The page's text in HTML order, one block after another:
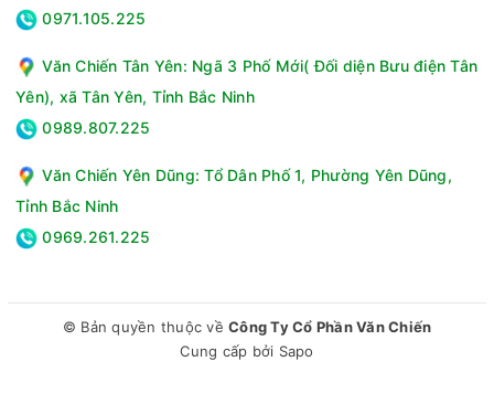
0971.105.225
Văn Chiến Tân Yên: Ngã 3 Phố Mới( Đối diện Bưu điện Tân
Yên), xã Tân Yên, Tỉnh Bắc Ninh
0989.807.225
Văn Chiến Yên Dũng: Tổ Dân Phố 1, Phường Yên Dũng,
Tỉnh Bắc Ninh
0969.261.225
© Bản quyền thuộc về Công Ty Cổ Phần Văn Chiến
Cung cấp bởi Sapo